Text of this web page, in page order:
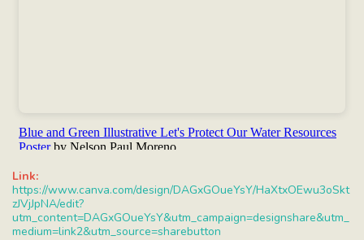
Link:
https://www.canva.com/design/DAGxGOueYsY/HaXtxOEwu3oSkt
zJVjJpNA/edit?
utm_content=DAGxGOueYsY&utm_campaign=designshare&utm_
medium=link2&utm_source=sharebutton